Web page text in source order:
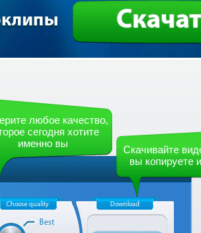
Choose quality
Best
Download
любое качество,
сегодня хотите
именно вы
Скачивайте
вы копируете